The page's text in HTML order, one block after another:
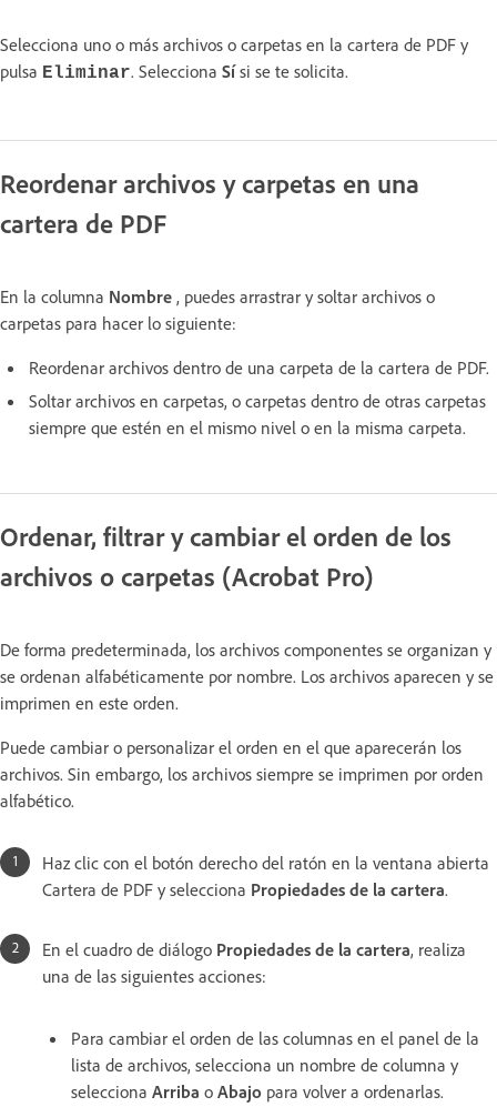
Selecciona uno o más archivos o carpetas en la cartera de PDF y
pulsa Eliminar. Selecciona Sísi se te solicita.
Reordenar archivos y carpetas en una
cartera de PDF
En la columna Nombre , puedes arrastrar y soltar archivos o
carpetas para hacer lo siguiente:
Reordenar archivos dentro de una carpeta de la cartera de PDF.
Soltar archivos en carpetas, o carpetas dentro de otras carpetas
siempre que estén en el mismo nivel o en la misma carpeta.
Ordenar, filtrar y cambiar el orden de los
archivos o carpetas (Acrobat Pro)
De forma predeterminada, los archivos componentes se organizan y
se ordenan alfabéticamente por nombre. Los archivos aparecen y se
imprimen en este orden.
Puede cambiar o personalizar el orden en el que aparecerán los
archivos. Sin embargo, los archivos siempre se imprimen por orden
alfabético.
Haz clic con el botón derecho del ratón en la ventana abierta
Cartera de PDF y selecciona Propiedades de la cartera.
En el cuadro de diálogo Propiedades de la cartera, realiza
una de las siguientes acciones:
Para cambiar el orden de las columnas en el panel de la
lista de archivos, selecciona un nombre de columna y
selecciona Arriba o Abajo para volver a ordenarlas.